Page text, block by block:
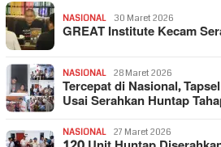
NASIONAL 30 Maret 2026
GREAT Institute Kecam
NASIONAL 28 Maret 2026
Tercepat di Nasional,
Usai Serahkan Huntap
NASIONAL 27 Maret 2026